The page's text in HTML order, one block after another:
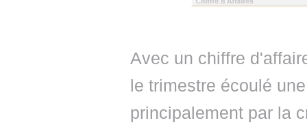
Avec un chiffre
le trimestre écoulé
principalement par la